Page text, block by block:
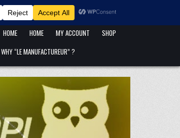
BLOG CART
CATÉGORIES DE PUBLICATIONS
HOME HOME MY ACCOUNT
SHOP
WHY “LE MANUFACTUREUR” ?